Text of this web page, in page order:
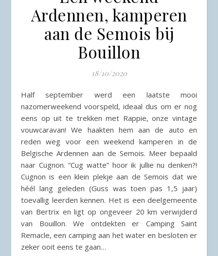
Ardennen, kamperen
aan de Semois bij
Bouillon
18/10/2020
Half september werd een laatste mooi
nazomerweekend voorspeld, ideaal dus om er nog
eens op uit te trekken met Rappie, onze vintage
vouwcaravan! We haakten hem aan de auto en
reden weg voor een weekend kamperen in de
Belgische Ardennen aan de Semois. Meer bepaald
naar Cugnon. “Cug watte” hoor ik jullie nu denken?!
Cugnon is een klein plekje aan de Semois dat we
héél lang geleden (Guss was toen pas 1,5 jaar)
toevallig leerden kennen. Het is een deelgemeente
van Bertrix en ligt op ongeveer 20 km verwijderd
van Bouillon. We ontdekten er Camping Saint
Remacle, een camping aan het water en besloten er
zeker ooit eens te gaan…